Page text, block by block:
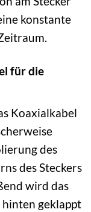
konstante
für die
Koaxialkabel
des
des Steckers
wird das
geklappt